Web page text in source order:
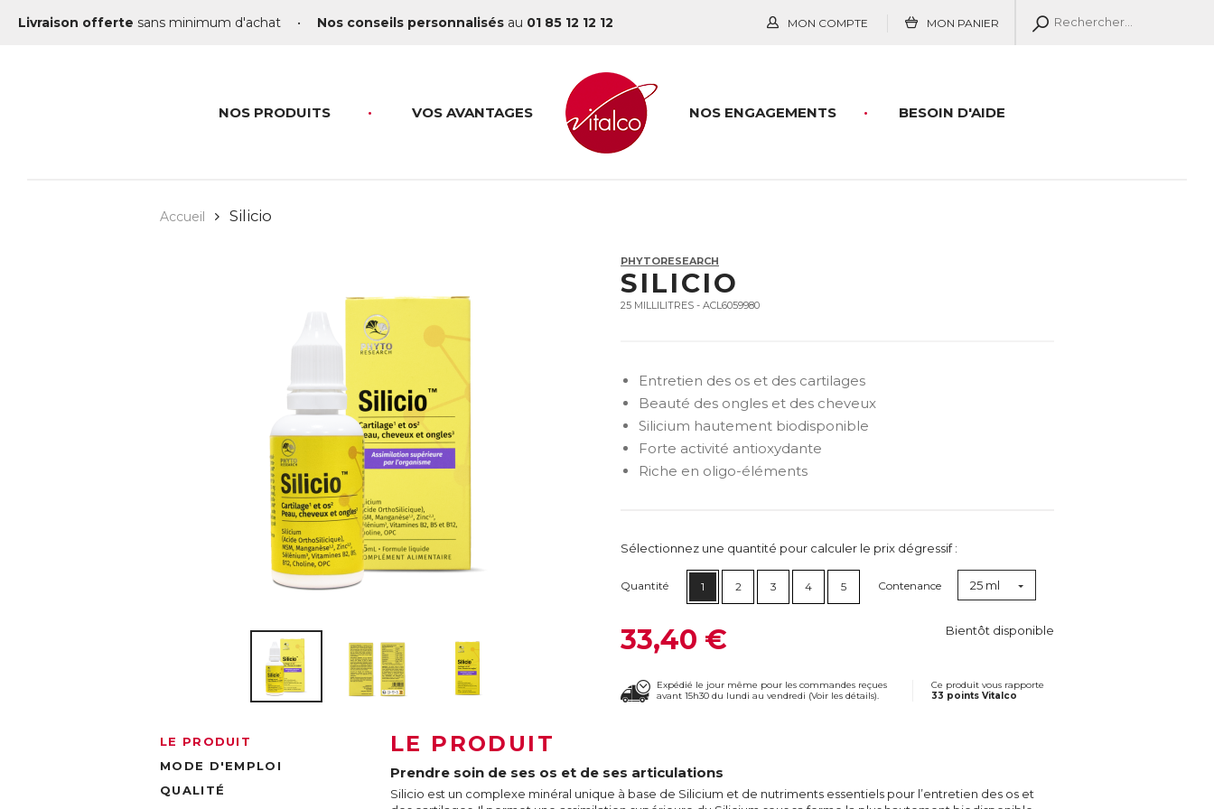
Livraison offerte sans minimum d'achat • Nos conseils personnalisés au 01 85 12 12 12 MON COMPTE MON PANIER
NOS PRODUITS VOS AVANTAGES BESOIN D'AIDE
NOS ENGAGEMENTS
Accueil Silicio
PHYTORESEARCH
SILICIO
25 MILLILITRES - ACL6059980
Entretien des os et des cartilages
Beauté des ongles et des cheveux
Silicium hautement biodisponible
Forte activité antioxydante
Riche en oligo-éléments
Sélectionnez une quantité pour calculer le prix dégressif :
Quantité 1 2 3 4 5 Contenance 25 ml
33,40 € Bientôt disponible
Expédié le jour même pour les commandes reçues
avant 15h30 du lundi au vendredi (Voir les détails).
Ce produit vous rapporte
33 points Vitalco
LE PRODUIT
MODE D'EMPLOI
QUALITÉ
LE PRODUIT
Prendre soin de ses os et de ses articulations
Silicio est un complexe minéral unique à base de Silicium et de nutriments essentiels pour l’entretien des os et